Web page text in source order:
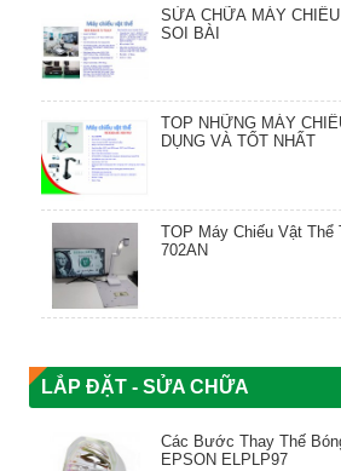
SỬA CHỮA MÁY
SOI BÀI
TOP NHỮNG MÁY
DỤNG VÀ TỐT NHẤT
TOP Máy Chiếu Vật Thể
702AN
LẮP ĐẶT - SỬA CHỮA
Các Bước Thay Thế
EPSON ELPLP97